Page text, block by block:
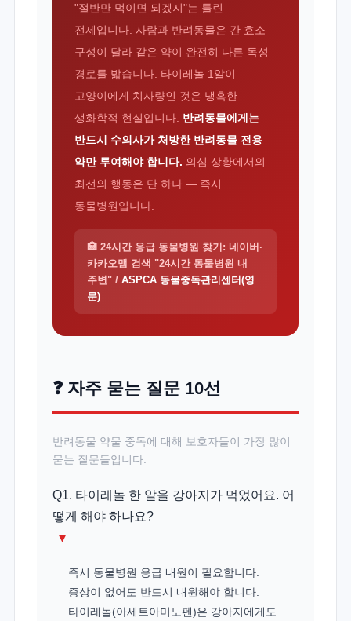
"절반만 먹이면 되겠지"는 틀린
전제입니다. 사람과 반려동물은 간 효소
구성이 달라 같은 약이 완전히 다른 독성
경로를 밟습니다. 타이레놀 1알이
고양이에게 치사량인 것은 냉혹한
생화학적 현실입니다. 반려동물에게는
반드시 수의사가 처방한 반려동물 전용
약만 투여해야 합니다. 의심 상황에서의
최선의 행동은 단 하나 — 즉시
동물병원입니다.
🏥 24시간 응급 동물병원 찾기: 네이버·
카카오맵 검색 "24시간 동물병원 내
주변" / ASPCA 동물중독관리센터(영
문)
❓ 자주 묻는 질문 10선
반려동물 약물 중독에 대해 보호자들이 가장 많이
묻는 질문들입니다.
Q1. 타이레놀 한 알을 강아지가 먹었어요. 어
떻게 해야 하나요?
▾
즉시 동물병원 응급 내원이 필요합니다.
증상이 없어도 반드시 내원해야 합니다.
타이레놀(아세트아미노펜)은 강아지에게도